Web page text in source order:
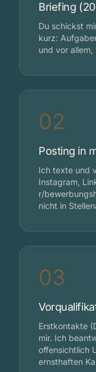
Briefing
Du schickst
kurz:
und vor allem,
02
Posting in
Ich texte und
Instagram,
r/
nicht in
03
Erstkontakte
mir. Ich
offensichtlich
ernsthaften